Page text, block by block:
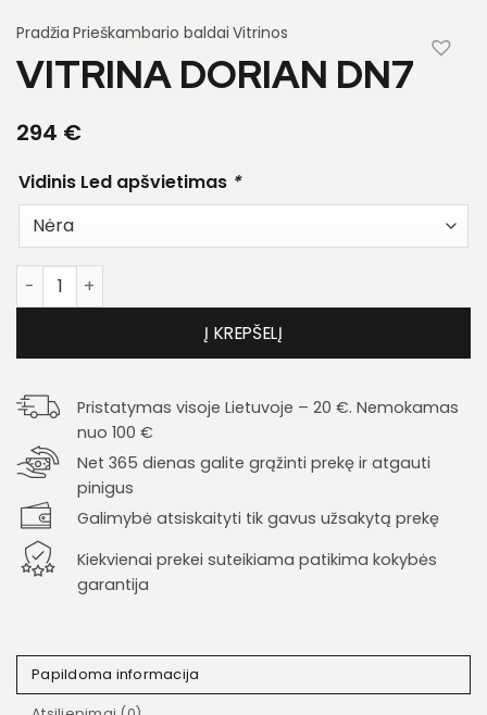
Pradžia Prieškambario baldai Vitrinos
VITRINA DORIAN DN7
294 €
Vidinis Led apšvietimas *
produkto kiekis: Vitrina Dorian DN7
Į KREPŠELĮ
Pristatymas visoje Lietuvoje – 20 €. Nemokamas
nuo 100 €
Net 365 dienas galite grąžinti prekę ir atgauti
pinigus
Galimybė atsiskaityti tik gavus užsakytą prekę
Kiekvienai prekei suteikiama patikima kokybės
garantija
Papildoma informacija